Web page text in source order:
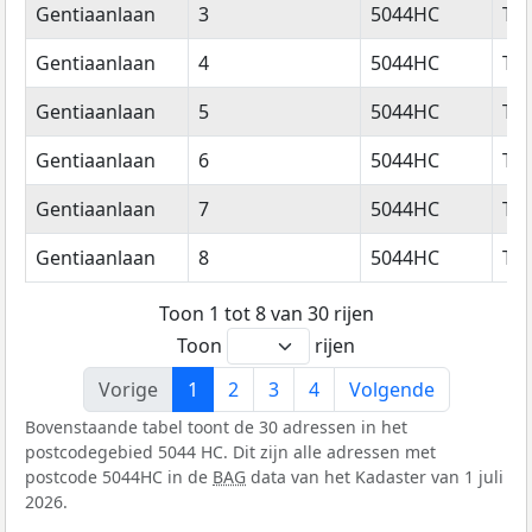
Gentiaanlaan
3 5044HC
Gentiaanlaan
4 5044HC
Gentiaanlaan
5 5044HC
Gentiaanlaan
6 5044HC
Gentiaanlaan
7 5044HC
Gentiaanlaan
8 5044HC
Toon 1 tot 8 van 30 rijen
Toon
rijen
Vorige
1 2 3 4 Volgende
Bovenstaande tabel toont de 30 adressen in het
postcodegebied 5044 HC. Dit zijn alle adressen met
postcode 5044HC in de BAG data van het Kadaster van 1 juli
2026.